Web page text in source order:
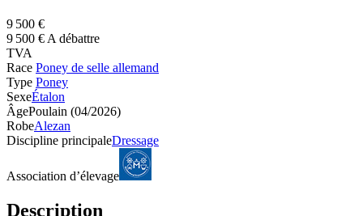
9 500 €
9 500 € A débattre
TVA
Race Poney de selle allemand
Type Poney
SexeÉtalon
ÂgePoulain (04/2026)
RobeAlezan
Discipline principaleDressage
Association d’élevage
Description